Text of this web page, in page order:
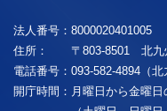
法人番号： 8000020401005
住所：
〒803-8501 北九
電話番号： 093-582-4894（北
開庁時間： 月曜日から金曜